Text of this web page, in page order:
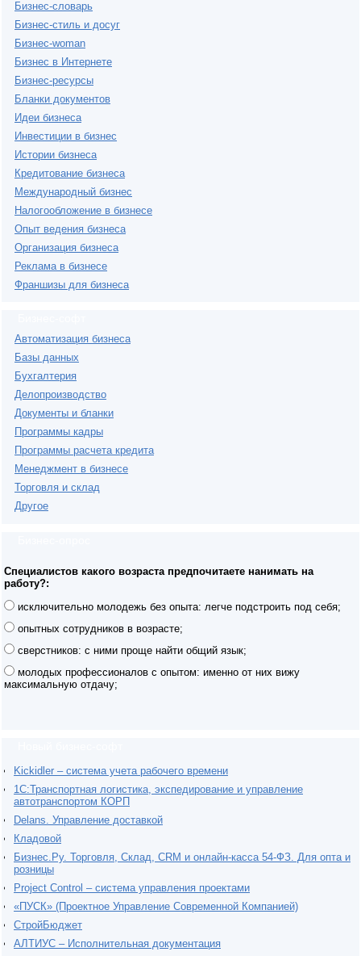
Бизнес-словарь
Бизнес-стиль и досуг
Бизнес-woman
Бизнес в Интернете
Бизнес-ресурсы
Бланки документов
Идеи бизнеса
Инвестиции в бизнес
Истории бизнеса
Кредитование бизнеса
Международный бизнес
Налогообложение в бизнесе
Опыт ведения бизнеса
Организация бизнеса
Реклама в бизнесе
Франшизы для бизнеса
Автоматизация бизнеса
Базы данных
Бухгалтерия
Делопроизводство
Документы и бланки
Программы кадры
Программы расчета кредита
Менеджмент в бизнесе
Торговля и склад
Другое
Специалистов какого возраста предпочитаете нанимать на
работу?:
исключительно молодежь без опыта: легче подстроить под себя;
опытных сотрудников в возрасте;
сверстников: с ними проще найти общий язык;
молодых профессионалов с опытом: именно от них вижу
максимальную отдачу;
Kickidler – система учета рабочего времени
1С:Транспортная логистика, экспедирование и управление
автотранспортом КОРП
Delans. Управление доставкой
Кладовой
Бизнес.Ру. Торговля, Склад, CRM и онлайн-касса 54-ФЗ. Для опта и
розницы
Project Сontrol – система управления проектами
«ПУСК» (Проектное Управление Современной Компанией)
СтройБюджет
АЛТИУС – Исполнительная документация